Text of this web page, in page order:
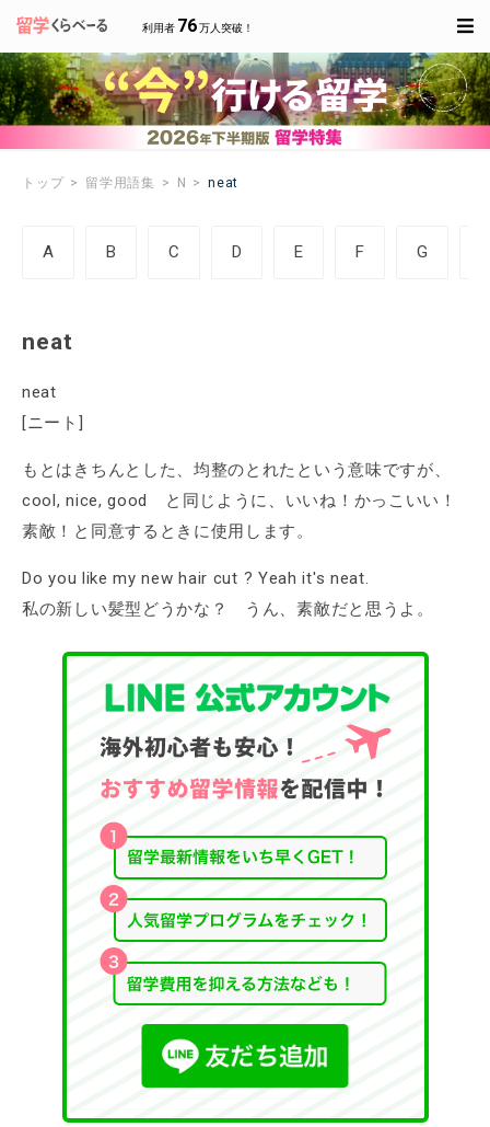
利用者 76万人突破！
トップ 留学用語集 N neat
A B C D E F G
neat
neat
[ニート]
もとはきちんとした、均整のとれたという意味ですが、
cool, nice, good と同じように、いいね！かっこいい！
素敵！と同意するときに使用します。
Do you like my new hair cut ? Yeah it's neat.
私の新しい髪型どうかな？ うん、素敵だと思うよ。